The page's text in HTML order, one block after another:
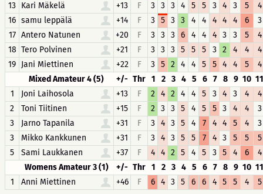
13 Kari Mäkelä +13 F 3 3 3 4 5 5 3 4 3 5
4
16 samu leppälä +14 F 3 5 3 3 4 4 4 4 4 6
3
17 Antero Natunen +20 F 3 3 3 6 4 4 4 3 3 5
4
18 Tero Polvinen +21 F 3 3 3 5 5 5 3 2 4 4
4
19 Jani Miettinen +22 F 3 5 2 4 4 5 5 4 4 5
4
Mixed Amateur 4 (5)
+/- Thr 1 2 3 4 5 6 7 8 9 10 11
1
Joni Laihosola +13 F 2 4 2 4 4 5 3 4 3 4
4
2
Toni Tiitinen +15 F 2 3 3 5 4 5 5 3 4 4
3
3
Jarno Tapanila +31 F 3 4 3 5 4 7 4 4 5 4
3
3
Mikko Kankkunen +31 F 3 4 3 5 5 7 4 3 5 5
5
5
Sami Laukkanen +37 F 4 4 2 5 4 5 3 5 4 6
4
Womens Amateur 3 (1)
+/- Thr 1 2 3 4 5 6 7 8 9 10 11
1
Anni Miettinen +46 F 6 4 3 5 6 6 4 5 5 4 5